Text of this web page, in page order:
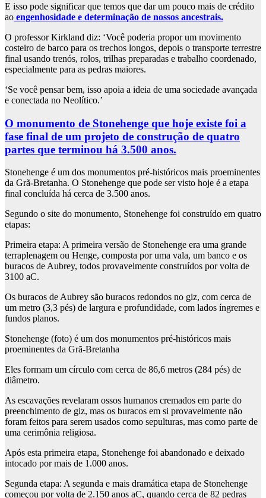
E isso pode significar que temos que dar um pouco mais de crédito
ao engenhosidade e determinação de nossos ancestrais.
O professor Kirkland diz: ‘Você poderia propor um movimento
costeiro de barco para os trechos longos, depois o transporte terrestre
final usando trenós, rolos, trilhas preparadas e trabalho coordenado,
especialmente para as pedras maiores.
‘Se você pensar bem, isso apoia a ideia de uma sociedade avançada
e conectada no Neolítico.’
O monumento de Stonehenge que hoje existe foi a
fase final de um projeto de construção de quatro
partes que terminou há 3.500 anos.
Stonehenge é um dos monumentos pré-históricos mais proeminentes
da Grã-Bretanha. O Stonehenge que pode ser visto hoje é a etapa
final concluída há cerca de 3.500 anos.
Segundo o site do monumento, Stonehenge foi construído em quatro
etapas:
Primeira etapa: A primeira versão de Stonehenge era uma grande
terraplenagem ou Henge, composta por uma vala, um banco e os
buracos de Aubrey, todos provavelmente construídos por volta de
3100 aC.
Os buracos de Aubrey são buracos redondos no giz, com cerca de
um metro (3,3 pés) de largura e profundidade, com lados íngremes e
fundos planos.
Stonehenge (foto) é um dos monumentos pré-históricos mais
proeminentes da Grã-Bretanha
Eles formam um círculo com cerca de 86,6 metros (284 pés) de
diâmetro.
As escavações revelaram ossos humanos cremados em parte do
preenchimento de giz, mas os buracos em si provavelmente não
foram feitos para serem usados ​​como sepulturas, mas como parte de
uma cerimônia religiosa.
Após esta primeira etapa, Stonehenge foi abandonado e deixado
intocado por mais de 1.000 anos.
Segunda etapa: A segunda e mais dramática etapa de Stonehenge
começou por volta de 2.150 anos aC, quando cerca de 82 pedras